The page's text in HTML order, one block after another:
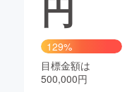
CAMPFIRE Creation
ya コミュニティ
円
129%
目標金額は
500,000円